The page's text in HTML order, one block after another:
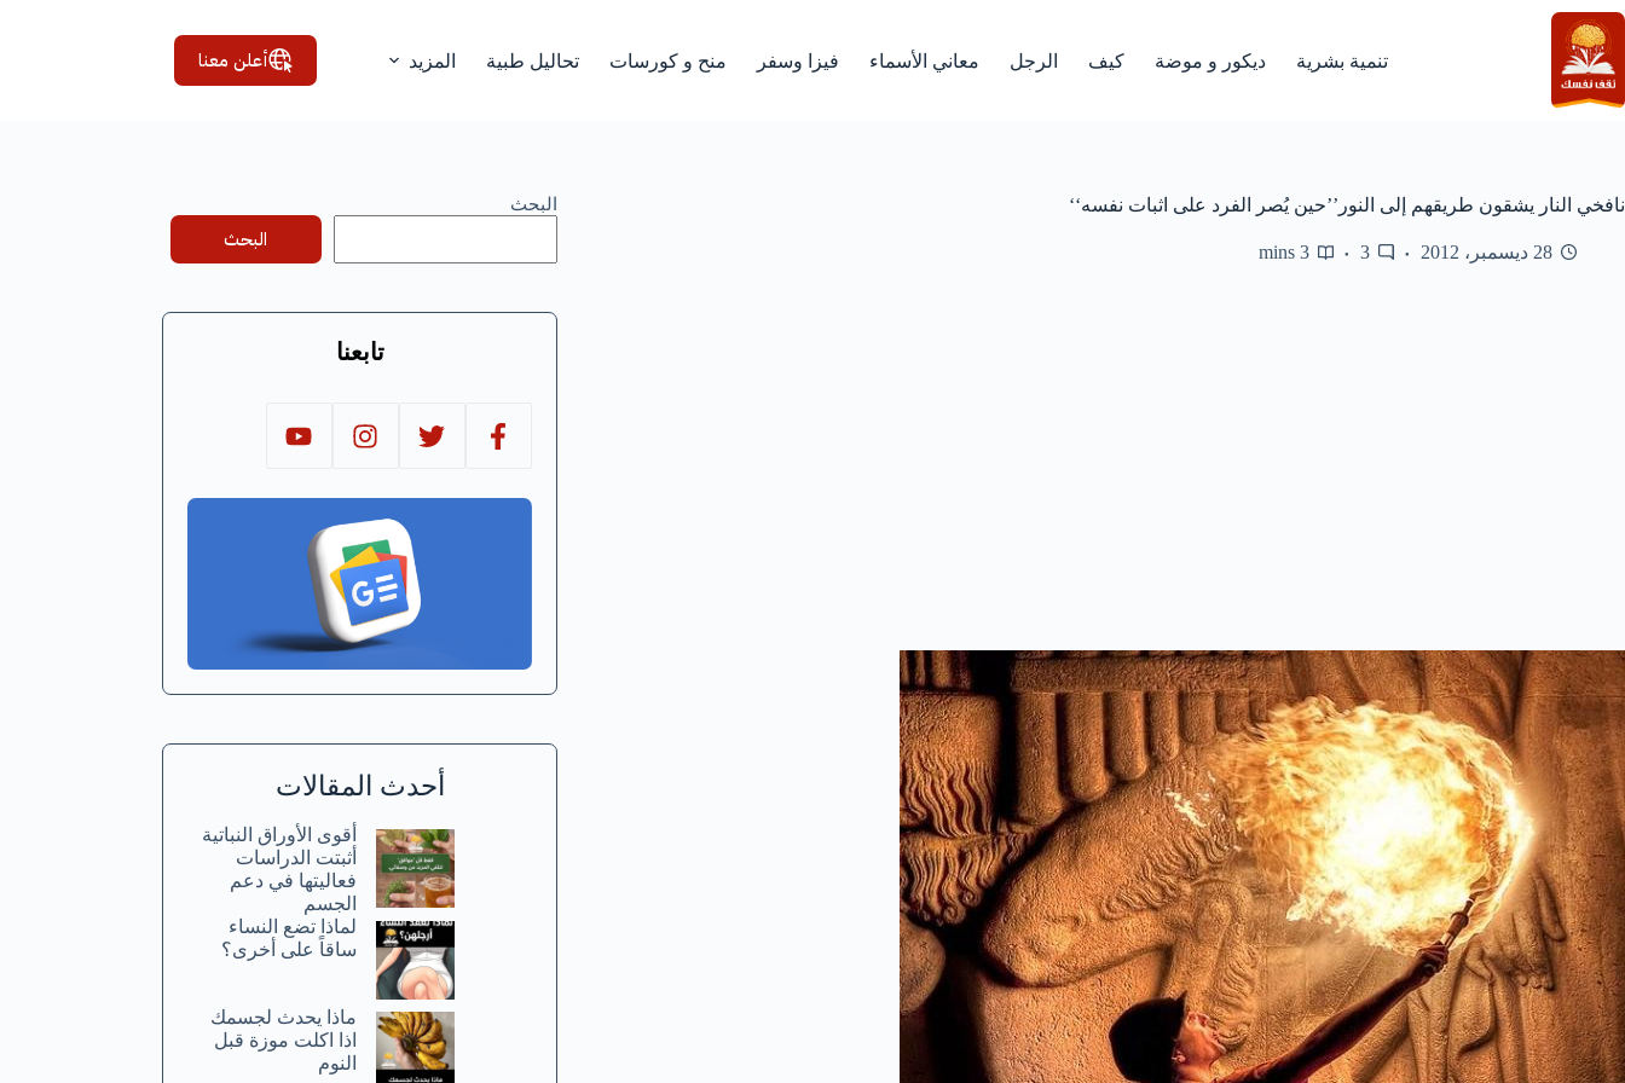
التجاوز
إلى
المحتوى
تنمية بشرية ديكور و موضة كيف الرجل معاني الأسماء فيزا وسفر منح و كورسات تحاليل طبية المزيد أعلن معنا
نافخي النار يشقون طريقهم إلى النور’’حين يُصر الفرد على اثبات نفسه‘‘
28 ديسمبر، 2012 3
3 mins
البحث
البحث
تابعنا
أحدث المقالات
أقوى الأوراق النباتية
أثبتت الدراسات
فعاليتها في دعم
الجسم
لماذا تضع النساء
ساقاً على أخرى؟
ماذا يحدث لجسمك
اذا اكلت موزة قبل
النوم